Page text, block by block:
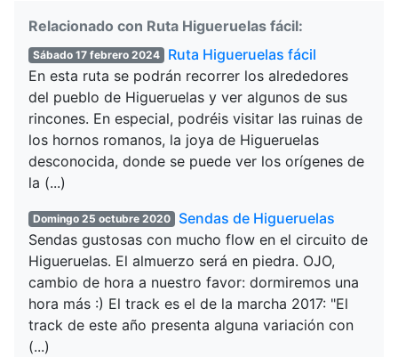
Relacionado con Ruta Higueruelas fácil:
Sábado 17 febrero 2024
Ruta Higueruelas fácil
En esta ruta se podrán recorrer los alrededores
del pueblo de Higueruelas y ver algunos de sus
rincones. En especial, podréis visitar las ruinas de
los hornos romanos, la joya de Higueruelas
desconocida, donde se puede ver los orígenes de
la (...)
Domingo 25 octubre 2020
Sendas de Higueruelas
Sendas gustosas con mucho flow en el circuito de
Higueruelas. El almuerzo será en piedra. OJO,
cambio de hora a nuestro favor: dormiremos una
hora más :) El track es el de la marcha 2017: "El
track de este año presenta alguna variación con
(...)